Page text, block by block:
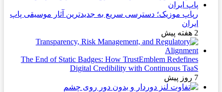
رپاپ موزیک؛ دسترسی سریع به جدیدترین آثار موسیقی پاپ
ایران
2 هفته پیش
The End of Static Badges: How TrustEmblem Redefines
Digital Credibility with Continuous TaaS
7 روز پیش